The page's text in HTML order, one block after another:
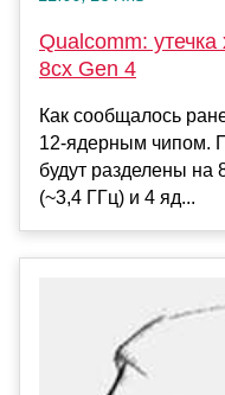
Qualcomm: утечка
8cx Gen 4
Как сообщалось
12-ядерным чипом.
будут разделены на
(~3,4 ГГц) и 4 яд...